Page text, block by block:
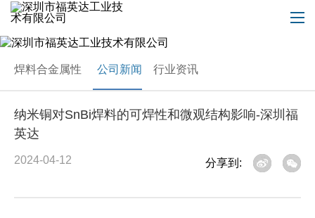
焊料合金属性 公司新闻 行业资讯
纳米铜对SnBi焊料的可焊性和微观结构影响-深圳福
英达
2024-04-12 分享到: